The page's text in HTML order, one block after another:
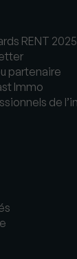
RENT 2025
partenaire
Immo
de